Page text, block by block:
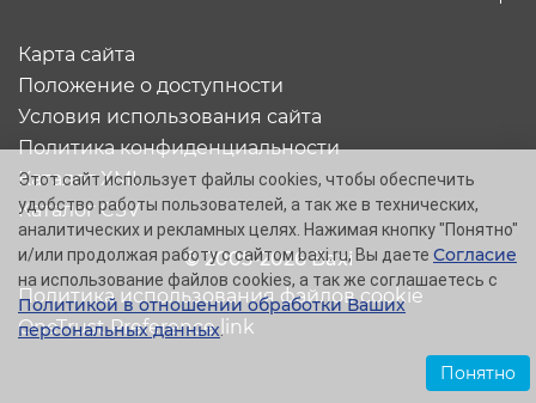
© 2005-2026 Baxi
Карта сайта
Положение о доступности
Условия использования сайта
Политика конфиденциальности
Каталог XML
Каталог CSV
Политика использования файлов cookie
OneTrust Preference link
Этот сайт использует файлы cookies, чтобы обеспечить
удобство работы пользователей, а так же в технических,
аналитических и рекламных целях. Нажимая кнопку "Понятно"
и/или продолжая работу с сайтом baxi.ru, Вы даете Согласие
на использование файлов cookies, а так же соглашаетесь с
Политикой в отношении обработки Ваших
персональных данных.
Понятно